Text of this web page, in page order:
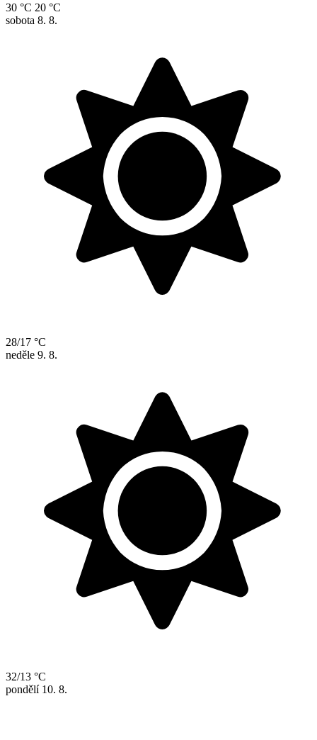
30 °C 20 °C
sobota 8. 8.
28/17 °C
neděle 9. 8.
32/13 °C
pondělí 10. 8.